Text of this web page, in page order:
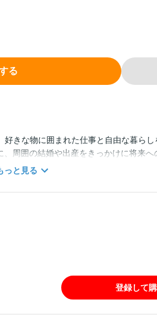
る
きな物に囲まれた仕事と自由な暮らし
周囲の結婚や出産をきっかけに将来へ
は、元カレに言い捨てられた「おまえ
かもその上司は、職場では「冷徹上司
とは全く違う顔で──…？
っと見る
登録して